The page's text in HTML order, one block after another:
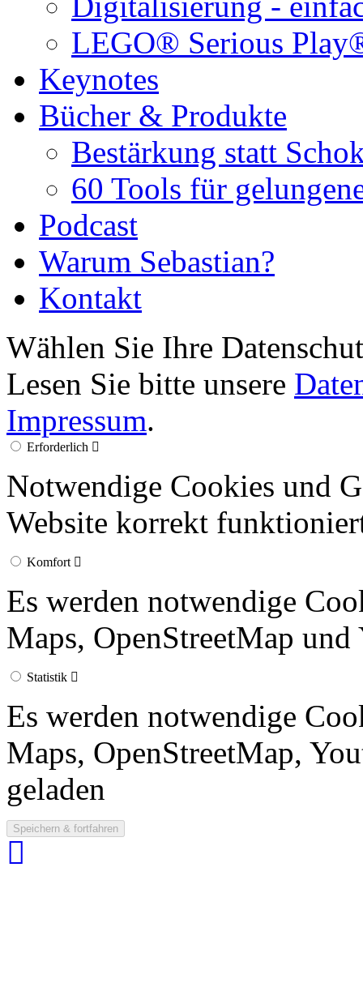
LEGO® Serious
Keynotes
Bücher & Produkte
Bestärkung statt
60 Tools für
Podcast
Warum Sebastian?
Kontakt
Wählen Sie Ihre
Lesen Sie bitte unsere
Impressum.
Erforderlich
Notwendige Cookies und
Website korrekt
Komfort
Es werden notwendige
Maps, OpenStreetMap und
Statistik
Es werden notwendige
Maps, OpenStreetMap,
geladen